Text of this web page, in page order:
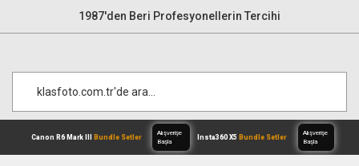
1987'den Beri Profesyonellerin Tercihi